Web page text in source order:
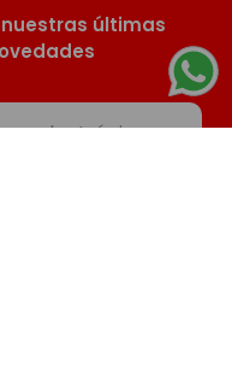
últimas